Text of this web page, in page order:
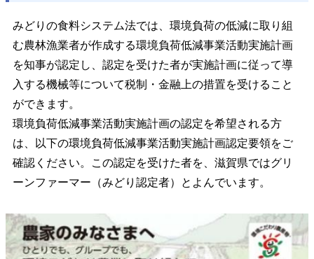
みどりの食料システム法では、環境負荷の低減に取り組
む農林漁業者が作成する環境負荷低減事業活動実施計画
を知事が認定し、認定を受けた者が実施計画に従って導
入する機械等について税制・金融上の措置を受けること
ができます。
環境負荷低減事業活動実施計画の認定を希望される方
は、以下の環境負荷低減事業活動実施計画認定要領をご
確認ください。この認定を受けた者を、滋賀県ではグリ
ーンファーマー（みどり認定者）とよんでいます。